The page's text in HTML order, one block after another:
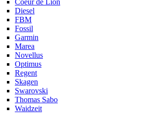
Coeur de Lion
Diesel
FBM
Fossil
Garmin
Marea
Novellus
Optimus
Regent
Skagen
Swarovski
Thomas Sabo
Waidzeit